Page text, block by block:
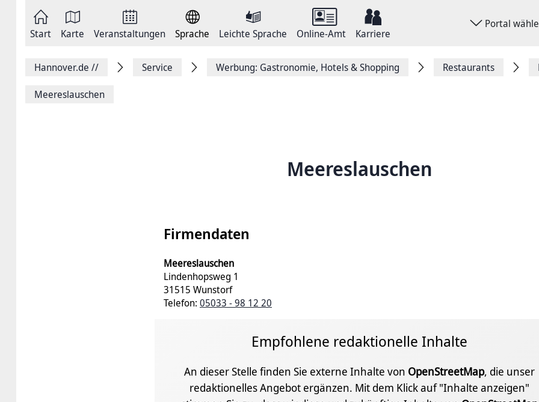
springen
Start Karte Veranstaltungen Sprache Leichte Sprache Online-Amt Karriere
Portal
FacebookHannover.de // Service Werbung: Gastronomie, Hotels & Shopping Restaurants
Meereslauschen
Meereslauschen
Firmendaten
Meereslauschen
Lindenhopsweg 1
31515 Wunstorf
Telefon: 05033 - 98 12 20
Empfohlene redaktionelle Inhalte
An dieser Stelle finden Sie externe Inhalte von OpenStreetMap, die unser
redaktionelles Angebot ergänzen. Mit dem Klick auf "Inhalte anzeigen"